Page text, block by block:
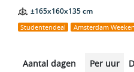
±165x160x135 cm
Studentendeal Amsterdam
Aantal dagen Per uur